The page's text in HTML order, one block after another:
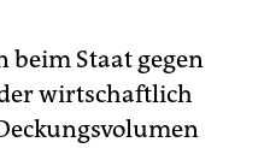
Staat gegen
wirtschaftlich